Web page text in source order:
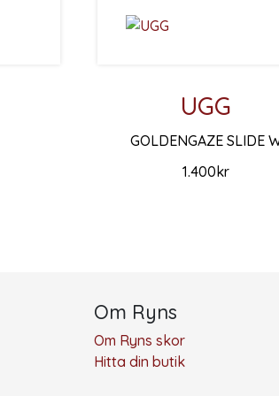
UGG
GOLDENGAZE SLIDE
1.400kr
Om Ryns
Om Ryns skor
Hitta din butik